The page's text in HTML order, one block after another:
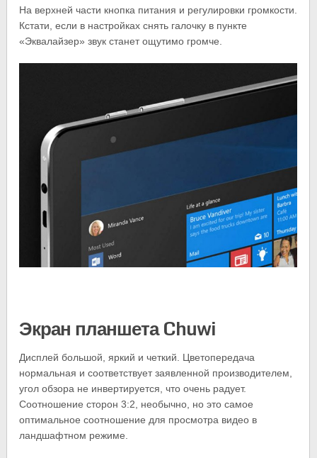
На верхней части кнопка питания и регулировки громкости.
Кстати, если в настройках снять галочку в пункте
«Эквалайзер» звук станет ощутимо громче.
Экран планшета Chuwi
Дисплей большой, яркий и четкий. Цветопередача
нормальная и соответствует заявленной производителем,
угол обзора не инвертируется, что очень радует.
Соотношение сторон 3:2, необычно, но это самое
оптимальное соотношение для просмотра видео в
ландшафтном режиме.